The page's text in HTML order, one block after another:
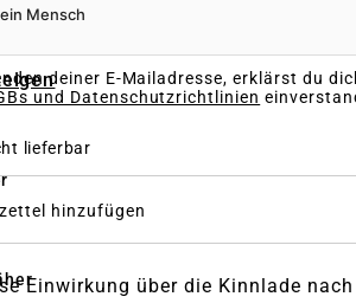
deiner E-Mailadresse, erklärst du
und Datenschutzrichtlinien
lieferbar
hinzufügen
Einwirkung über die Kinnlade